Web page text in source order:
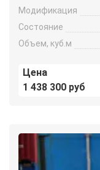
Модификация
Состояние
Объем, куб.м
Цена
1 438 300 руб